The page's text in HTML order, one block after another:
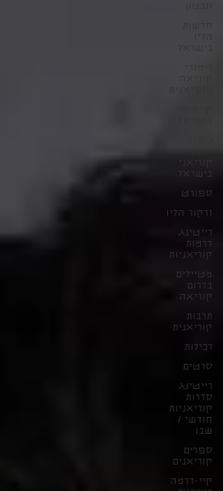
קוריאני
בישראל
ספורט
זרקור הליו
רייטינג
דרמות
קוריאניות
מטיילים
בדרום
קוריאה
תרבות
קוריאנית
רכילות
סרטים
רייטינג
סדרות
קוריאניות
חודשי /
שבו
ספרים
קוריאנים
קיי-דרמה